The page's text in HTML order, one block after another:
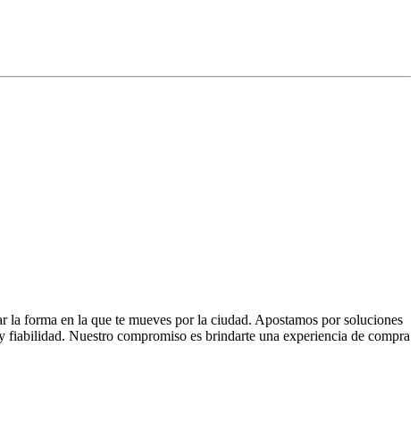
forma en la que te mueves por la ciudad. Apostamos por soluciones
fiabilidad. Nuestro compromiso es brindarte una experiencia de compra